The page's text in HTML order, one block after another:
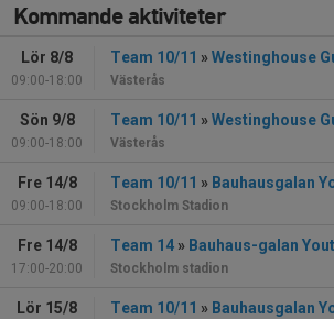
Kommande aktiviteter
Lör 8/8
09:00-18:00
Team 10/11 »Westinghouse
Västerås
Sön 9/8
09:00-18:00
Team 10/11 »Westinghouse
Västerås
Fre 14/8
09:00-18:00
Team 10/11 » Bauhausgalan
Stockholm Stadion
Fre 14/8
17:00-20:00
Team 14 » Bauhaus-galan
Stockholm stadion
Lör 15/8 Team 10/11 » Bauhausgalan